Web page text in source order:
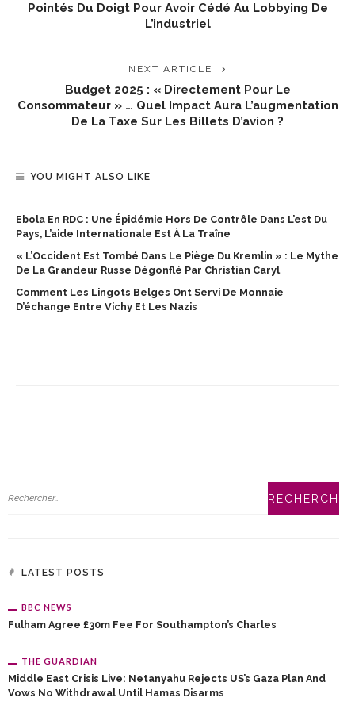
Pointés Du Doigt Pour Avoir Cédé Au Lobbying De
L’industriel
NEXT ARTICLE
Budget 2025 : « Directement Pour Le
Consommateur » … Quel Impact Aura L’augmentation
De La Taxe Sur Les Billets D’avion ?
YOU MIGHT ALSO LIKE
Ebola En RDC : Une Épidémie Hors De Contrôle Dans L’est Du
Pays, L’aide Internationale Est À La Traîne
« L’Occident Est Tombé Dans Le Piège Du Kremlin » : Le Mythe
De La Grandeur Russe Dégonflé Par Christian Caryl
Comment Les Lingots Belges Ont Servi De Monnaie
D’échange Entre Vichy Et Les Nazis
LATEST POSTS
BBC NEWS
Fulham Agree £30m Fee For Southampton’s Charles
THE GUARDIAN
Middle East Crisis Live: Netanyahu Rejects US’s Gaza Plan And
Vows No Withdrawal Until Hamas Disarms